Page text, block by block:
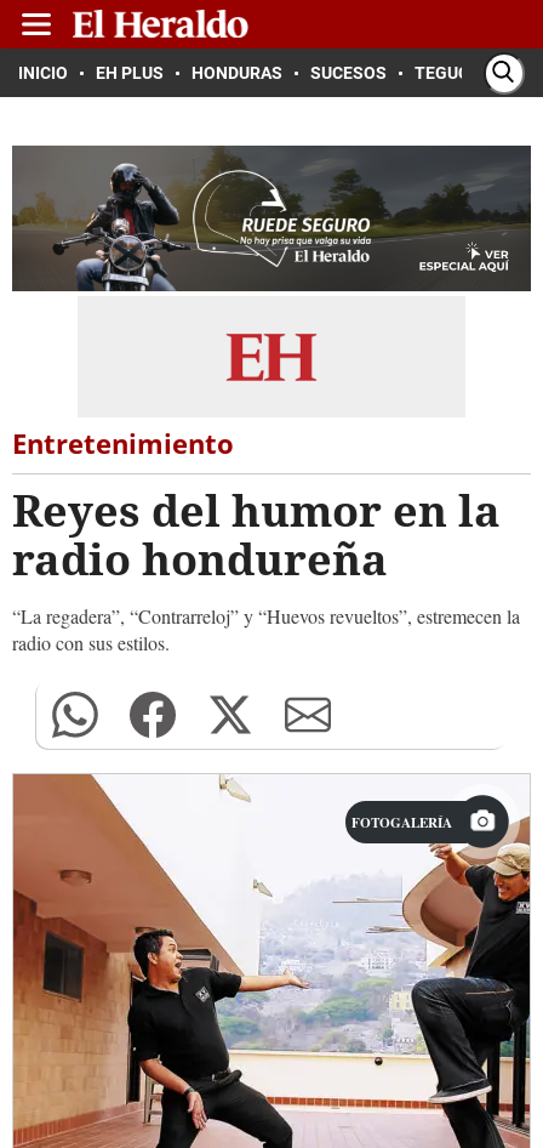
INICIO EH PLUS HONDURAS SUCESOS TEGUCIGALPA
Entretenimiento
Reyes del humor en la
radio hondureña
“La regadera”, “Contrarreloj” y “Huevos revueltos”, estremecen la
radio con sus estilos.
FOTOGALERÍA